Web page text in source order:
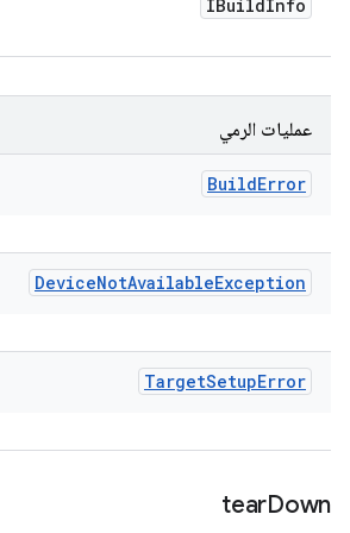
IBuild Info
عمليات الرمي
BuildError
DeviceNotAvailableException
TargetSetupError
tearDown